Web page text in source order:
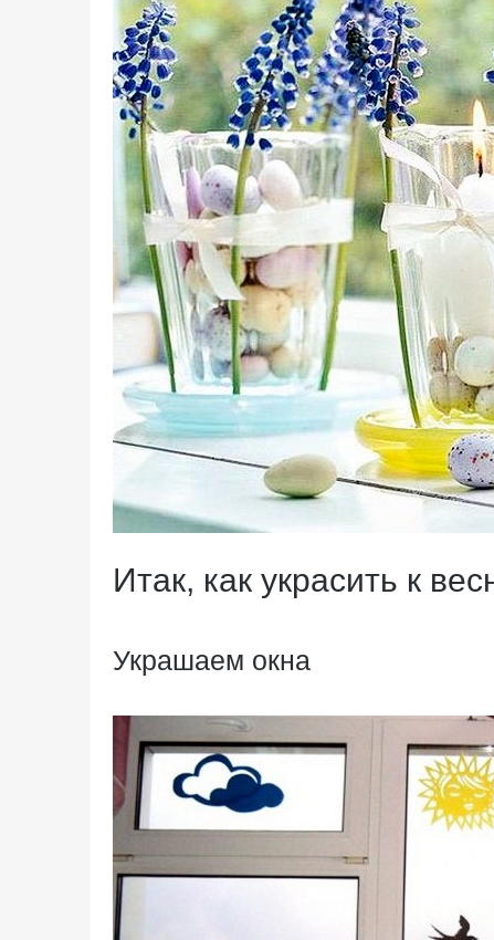
Итак, как украсить к
Украшаем окна